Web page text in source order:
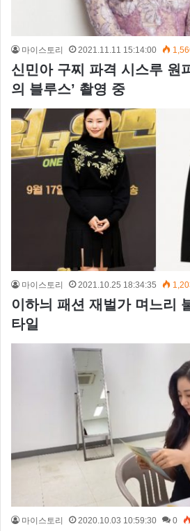
마이스토리 2021.11.11 15:14:00
신민아 구찌 파격 시스루 원
의 블루스’ 촬영 중
마이스토리 2021.10.25 18:34:35
이하늬 패션 재벌가 며느리
타일
마이스토리 2020.10.03 10:59:30 0